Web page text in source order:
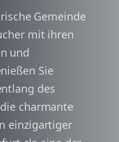
Gemeinde
mit ihren
und
Sie
des
charmante
einzigartiger